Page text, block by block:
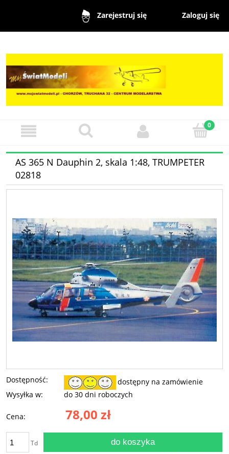
Zarejestruj się Zaloguj się
AS 365 N Dauphin 2, skala 1:48, TRUMPETER
02818
Dostępność:
dostępny na zamówienie
Wysyłka w:
do 30 dni roboczych
Cena: 78,00 zł
Td do koszyka